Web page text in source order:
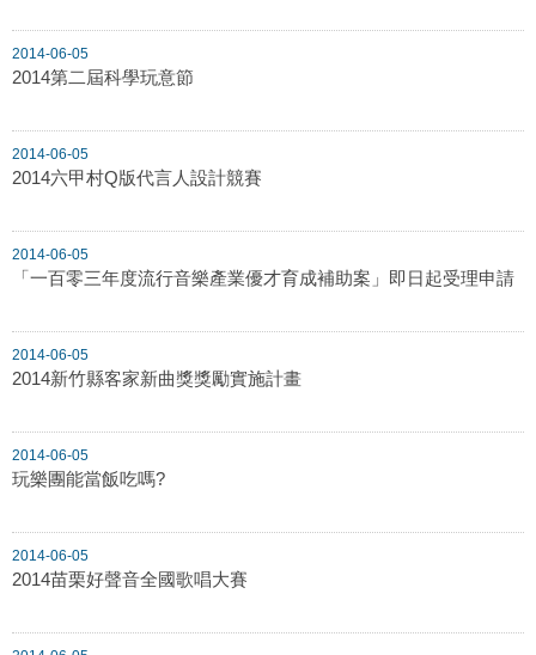
2014-06-05
2014第二屆科學玩意節
2014-06-05
2014六甲村Q版代言人設計競賽
2014-06-05
「一百零三年度流行音樂產業優才育成補助案」即日起受理申請
2014-06-05
2014新竹縣客家新曲獎獎勵實施計畫
2014-06-05
玩樂團能當飯吃嗎?
2014-06-05
2014苗栗好聲音全國歌唱大賽